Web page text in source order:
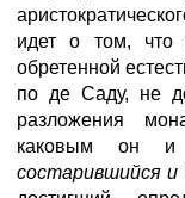
идет о том, что
обретенной
по де Саду, не
разложения
каковым он
состарившийся